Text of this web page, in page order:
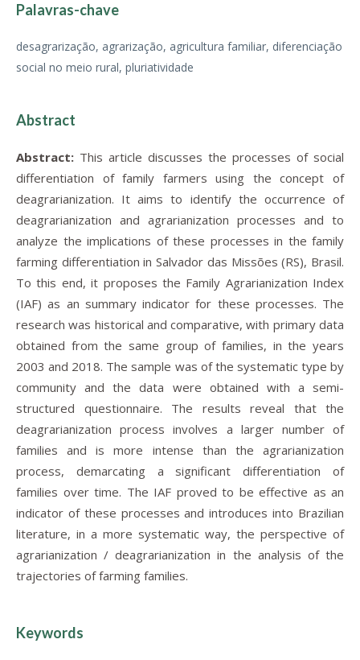
Palavras-chave
desagrarização, agrarização, agricultura familiar, diferenciação
social no meio rural, pluriatividade
Abstract
Abstract: This article discusses the processes of social
differentiation of family farmers using the concept of
deagrarianization. It aims to identify the occurrence of
deagrarianization and agrarianization processes and to
analyze the implications of these processes in the family
farming differentiation in Salvador das Missões (RS), Brasil.
To this end, it proposes the Family Agrarianization Index
(IAF) as an summary indicator for these processes. The
research was historical and comparative, with primary data
obtained from the same group of families, in the years
2003 and 2018. The sample was of the systematic type by
community and the data were obtained with a semi-
structured questionnaire. The results reveal that the
deagrarianization process involves a larger number of
families and is more intense than the agrarianization
process, demarcating a significant differentiation of
families over time. The IAF proved to be effective as an
indicator of these processes and introduces into Brazilian
literature, in a more systematic way, the perspective of
agrarianization / deagrarianization in the analysis of the
trajectories of farming families.
Keywords